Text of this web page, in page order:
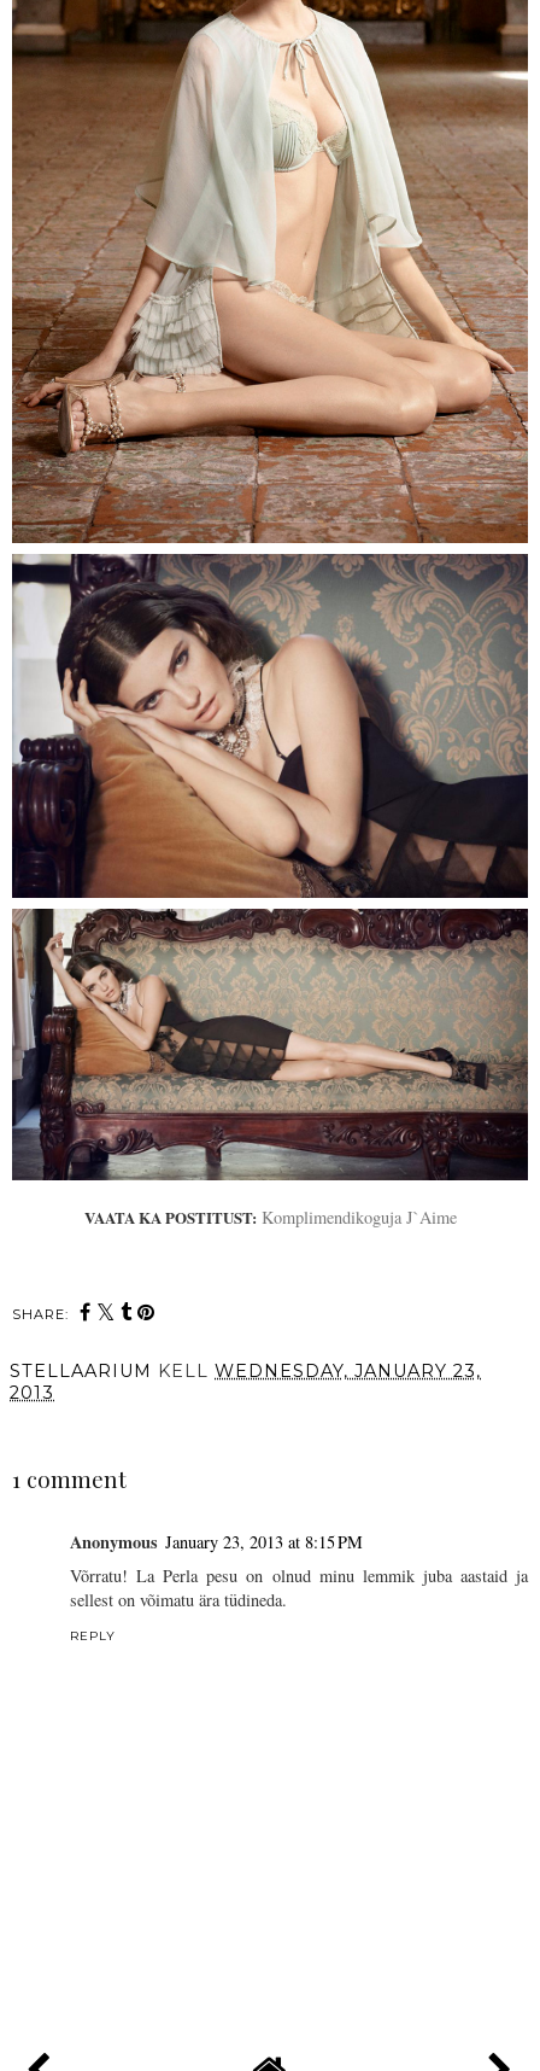
VAATA KA POSTITUST: Komplimendikoguja J`Aime
SHARE:
STELLAARIUM KELL WEDNESDAY, JANUARY 23,
2013
1 comment
Anonymous January 23, 2013 at 8:15 PM
Võrratu! La Perla pesu on olnud minu lemmik juba aastaid ja
sellest on võimatu ära tüdineda.
REPLY